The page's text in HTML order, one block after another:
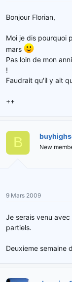
Bonjour Florian,
Moi je dis pourquoi
mars
Pas loin de mon
!
Faudrait qu'il y ait
++
B New
9 Mars 2009
Je serais venu
partiels.
Deuxieme semaine